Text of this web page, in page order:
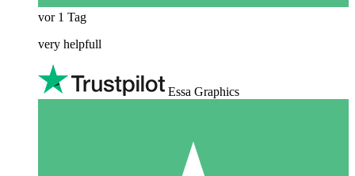
vor 1 Tag
very helpfull
Essa Graphics